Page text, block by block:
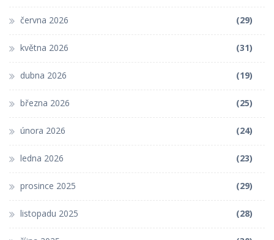
června 2026 (29)
května 2026 (31)
dubna 2026 (19)
března 2026 (25)
února 2026 (24)
ledna 2026 (23)
prosince 2025 (29)
listopadu 2025 (28)